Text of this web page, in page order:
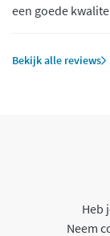
een goede
Bekijk alle reviews
Heb
Neem